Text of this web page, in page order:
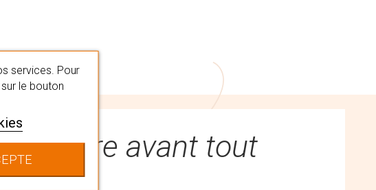
être avant tout
services. Pour
le bouton